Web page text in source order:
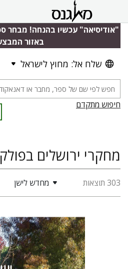
"אודיסיאה" עכשיו בהנחה! מבחר
באזור
שלח אל: מחוץ לישראל
חיפוש מתקדם
303 תוצאות מחדש לישן